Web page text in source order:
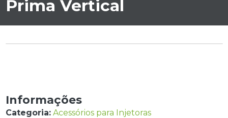
Prima Vertical
Informações
Categoria: Acessórios para Injetoras